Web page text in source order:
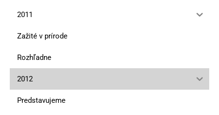
2011
Zažité v prírode
Rozhľadne
2012
Predstavujeme